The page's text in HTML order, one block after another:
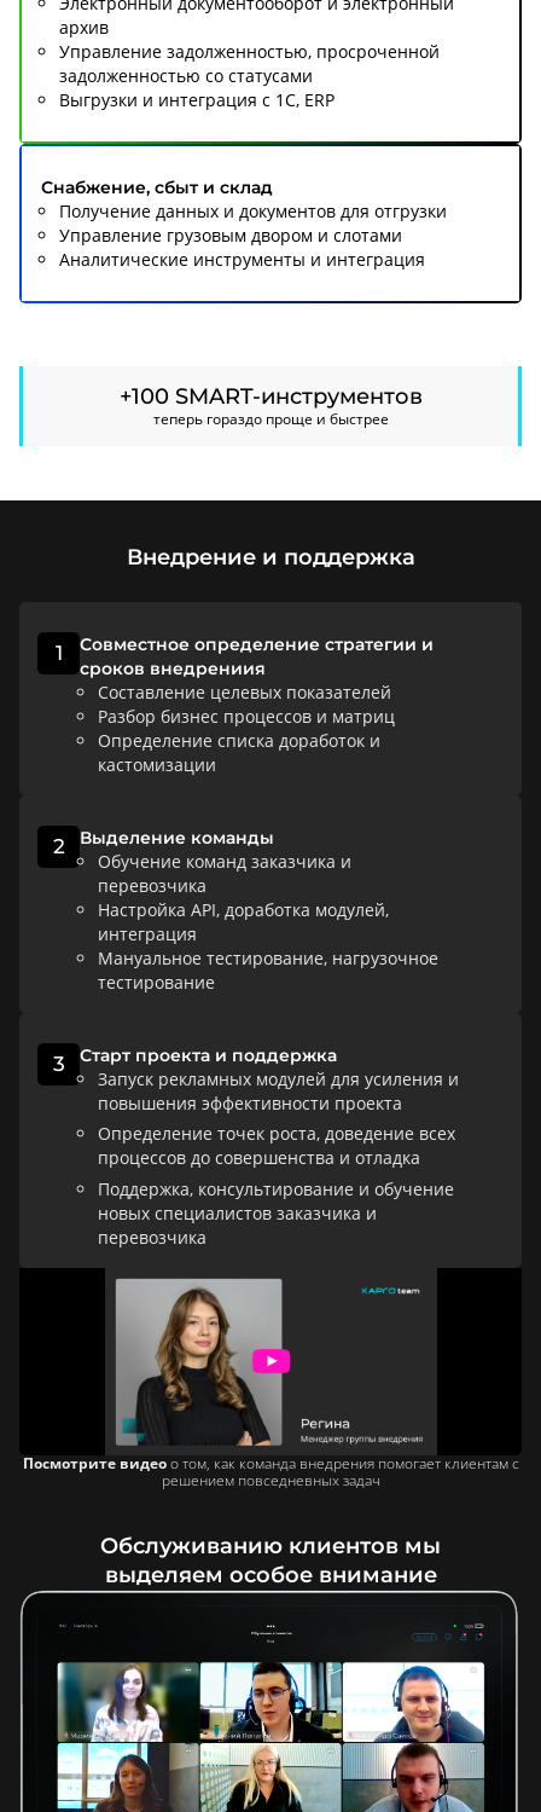
архив
Управление задолженностью, просроченной
задолженностью со cтатусами
Выгрузки и интеграция с 1С, ERP
Снабжение, сбыт и склад
Получение данных и документов для отгрузки
Управление грузовым двором и слотами
Аналитические инструменты и интеграция
+100 SMART-инструментов
теперь гораздо проще и быстрее
Внедрение и поддержка
1
Совместное определение стратегии и
сроков внедрениия
Составление целевых показателей
Разбор бизнес процессов и матриц
Определение списка доработок и
кастомизации
2 Выделение команды
Обучение команд заказчика и
перевозчика
Настройка API, доработка модулей,
интеграция
Мануальное тестирование, нагрузочное
тестирование
3 Старт проекта и поддержка
Запуск рекламных модулей для усиления и
повышения эффективности проекта
Определение точек роста, доведение всех
процессов до совершенства и отладка
Поддержка, консультирование и обучение
новых специалистов заказчика и
перевозчика
Посмотрите видеоо том, как команда внедрения помогает клиентам с
решением повседневных задач
Обслуживанию клиентов мы
выделяем особое внимание